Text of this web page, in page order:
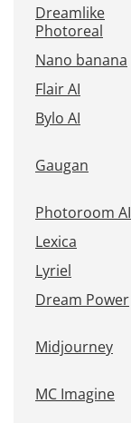
Dreamlike
Photoreal
Nano banana
Flair AI
Bylo AI
Gaugan
Photoroom AI
Lexica
Lyriel
Dream Power
Midjourney
MC Imagine